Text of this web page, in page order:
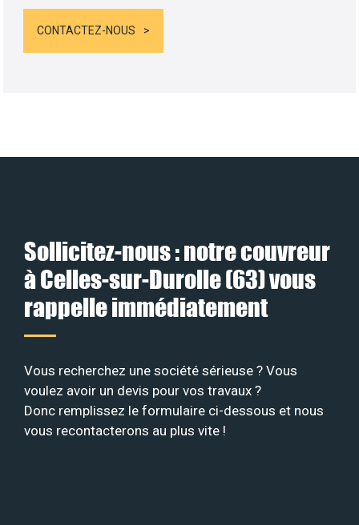
CONTACTEZ-NOUS
Sollicitez-nous : notre couvreur
à Celles-sur-Durolle (63) vous
rappelle immédiatement
Vous recherchez une société sérieuse ? Vous
voulez avoir un devis pour vos travaux ?
Donc remplissez le formulaire ci-dessous et nous
vous recontacterons au plus vite !